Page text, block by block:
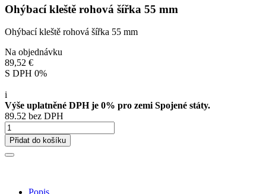
Ohýbací kleště rohová šířka 55 mm
Ohýbací kleště rohová šířka 55 mm
Na objednávku
89,52 €
S DPH 0%
i
Výše uplatněné DPH je 0% pro zemi Spojené státy.
89.52 bez DPH
Přidat do košíku